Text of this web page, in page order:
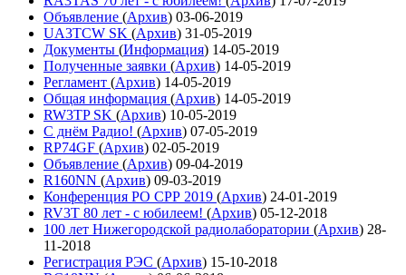
Объявление (Архив) 03-06-2019
UA3TCW SK (Архив) 31-05-2019
Документы (Информация) 14-05-2019
Полученные заявки (Архив) 14-05-2019
Регламент (Архив) 14-05-2019
Общая информация (Архив) 14-05-2019
RW3TP SK (Архив) 10-05-2019
С днём Радио! (Архив) 07-05-2019
RP74GF (Архив) 02-05-2019
Объявление (Архив) 09-04-2019
R160NN (Архив) 09-03-2019
Конференция РО СРР 2019 (Архив) 24-01-2019
RV3T 80 лет - с юбилеем! (Архив) 05-12-2018
100 лет Нижегородской радиолаборатории (Архив) 28-
11-2018
Регистрация РЭС (Архив) 15-10-2018